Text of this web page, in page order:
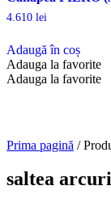
4.610 lei
Adaugă în coș
Adauga la favorite
Adauga la favorite
Prima pagină /
saltea